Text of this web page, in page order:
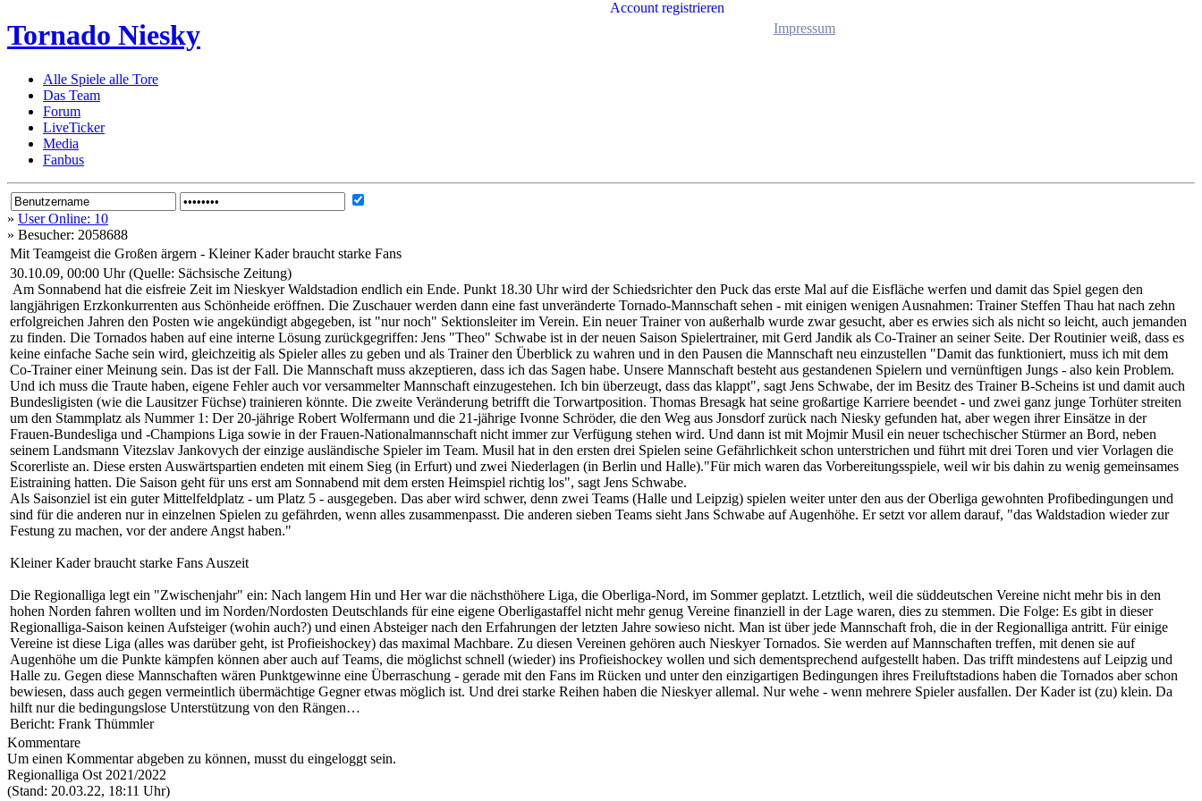
Tornado Niesky
Alle Spiele alle Tore
Das Team
Forum
LiveTicker
Media
Fanbus
Account registrieren
» User Online: 10
» Besucher: 2058688
Mit Teamgeist die Großen ärgern - Kleiner Kader braucht starke Fans
30.10.09, 00:00 Uhr (Quelle: Sächsische Zeitung)
Am Sonnabend hat die eisfreie Zeit im Nieskyer Waldstadion endlich ein Ende. Punkt 18.30 Uhr wird der Schiedsrichter den Puck das erste Mal auf die Eisfläche werfen und damit das Spiel gegen den
langjährigen Erzkonkurrenten aus Schönheide eröffnen. Die Zuschauer werden dann eine fast unveränderte Tornado-Mannschaft sehen - mit einigen wenigen Ausnahmen: Trainer Steffen Thau hat nach zehn
erfolgreichen Jahren den Posten wie angekündigt abgegeben, ist "nur noch" Sektionsleiter im Verein. Ein neuer Trainer von außerhalb wurde zwar gesucht, aber es erwies sich als nicht so leicht, auch jemanden
zu finden. Die Tornados haben auf eine interne Lösung zurückgegriffen: Jens "Theo" Schwabe ist in der neuen Saison Spielertrainer, mit Gerd Jandik als Co-Trainer an seiner Seite. Der Routinier weiß, dass es
keine einfache Sache sein wird, gleichzeitig als Spieler alles zu geben und als Trainer den Überblick zu wahren und in den Pausen die Mannschaft neu einzustellen "Damit das funktioniert, muss ich mit dem
Co-Trainer einer Meinung sein. Das ist der Fall. Die Mannschaft muss akzeptieren, dass ich das Sagen habe. Unsere Mannschaft besteht aus gestandenen Spielern und vernünftigen Jungs - also kein Problem.
Und ich muss die Traute haben, eigene Fehler auch vor versammelter Mannschaft einzugestehen. Ich bin überzeugt, dass das klappt", sagt Jens Schwabe, der im Besitz des Trainer B-Scheins ist und damit auch
Bundesligisten (wie die Lausitzer Füchse) trainieren könnte. Die zweite Veränderung betrifft die Torwartposition. Thomas Bresagk hat seine großartige Karriere beendet - und zwei ganz junge Torhüter streiten
um den Stammplatz als Nummer 1: Der 20-jährige Robert Wolfermann und die 21-jährige Ivonne Schröder, die den Weg aus Jonsdorf zurück nach Niesky gefunden hat, aber wegen ihrer Einsätze in der
Frauen-Bundesliga und -Champions Liga sowie in der Frauen-Nationalmannschaft nicht immer zur Verfügung stehen wird. Und dann ist mit Mojmir Musil ein neuer tschechischer Stürmer an Bord, neben
seinem Landsmann Vitezslav Jankovych der einzige ausländische Spieler im Team. Musil hat in den ersten drei Spielen seine Gefährlichkeit schon unterstrichen und führt mit drei Toren und vier Vorlagen die
Scorerliste an. Diese ersten Auswärtspartien endeten mit einem Sieg (in Erfurt) und zwei Niederlagen (in Berlin und Halle)."Für mich waren das Vorbereitungsspiele, weil wir bis dahin zu wenig gemeinsames
Eistraining hatten. Die Saison geht für uns erst am Sonnabend mit dem ersten Heimspiel richtig los", sagt Jens Schwabe.
Als Saisonziel ist ein guter Mittelfeldplatz - um Platz 5 - ausgegeben. Das aber wird schwer, denn zwei Teams (Halle und Leipzig) spielen weiter unter den aus der Oberliga gewohnten Profibedingungen und
sind für die anderen nur in einzelnen Spielen zu gefährden, wenn alles zusammenpasst. Die anderen sieben Teams sieht Jans Schwabe auf Augenhöhe. Er setzt vor allem darauf, "das Waldstadion wieder zur
Festung zu machen, vor der andere Angst haben."
Kleiner Kader braucht starke Fans Auszeit
Die Regionalliga legt ein "Zwischenjahr" ein: Nach langem Hin und Her war die nächsthöhere Liga, die Oberliga-Nord, im Sommer geplatzt. Letztlich, weil die süddeutschen Vereine nicht mehr bis in den
hohen Norden fahren wollten und im Norden/Nordosten Deutschlands für eine eigene Oberligastaffel nicht mehr genug Vereine finanziell in der Lage waren, dies zu stemmen. Die Folge: Es gibt in dieser
Regionalliga-Saison keinen Aufsteiger (wohin auch?) und einen Absteiger nach den Erfahrungen der letzten Jahre sowieso nicht. Man ist über jede Mannschaft froh, die in der Regionalliga antritt. Für einige
Vereine ist diese Liga (alles was darüber geht, ist Profieishockey) das maximal Machbare. Zu diesen Vereinen gehören auch Nieskyer Tornados. Sie werden auf Mannschaften treffen, mit denen sie auf
Augenhöhe um die Punkte kämpfen können aber auch auf Teams, die möglichst schnell (wieder) ins Profieishockey wollen und sich dementsprechend aufgestellt haben. Das trifft mindestens auf Leipzig und
Halle zu. Gegen diese Mannschaften wären Punktgewinne eine Überraschung - gerade mit den Fans im Rücken und unter den einzigartigen Bedingungen ihres Freiluftstadions haben die Tornados aber schon
bewiesen, dass auch gegen vermeintlich übermächtige Gegner etwas möglich ist. Und drei starke Reihen haben die Nieskyer allemal. Nur wehe - wenn mehrere Spieler ausfallen. Der Kader ist (zu) klein. Da
hilft nur die bedingungslose Unterstützung von den Rängen…
Bericht: Frank Thümmler
Kommentare
Um einen Kommentar abgeben zu können, musst du eingeloggt sein.
Regionalliga Ost 2021/2022
(Stand: 20.03.22, 18:11 Uhr)
Impressum